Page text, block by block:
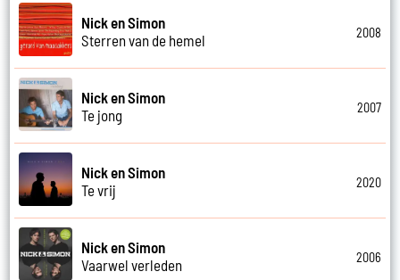
Nick en Simon
Sterren van de hemel
2008
Nick en Simon
Te jong
2007
Nick en Simon
Te vrij
2020
Nick en Simon
Vaarwel verleden
2006